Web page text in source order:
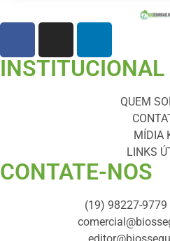
INSTITUCIONAL
QUEM
MÍDIA
LINKS
CONTATE-NOS ​
(19) 98227-